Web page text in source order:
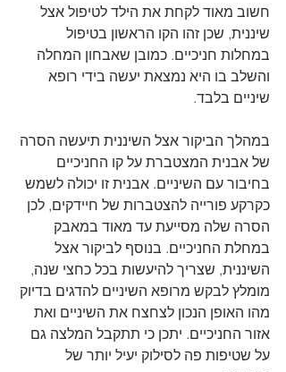
חשוב מאוד לקחת את הילד לטיפול אצל
שיננית, שכן זהו הקו הראשון בטיפול
במחלות חניכיים. כמובן שאבחון המחלה
והשלב בו היא נמצאת יעשה בידי רופא
שיניים בלבד.
במהלך הביקור אצל השיננית תיעשה הסרה
של אבנית המצטברת על קו החניכיים
בחיבור עם השיניים. אבנית זו יכולה לשמש
כקרקע פורייה להצטברות של חיידקים, לכן
הסרה שלה מסייעת עד מאוד במאבק
במחלת החניכיים. בנוסף לביקור אצל
השיננית, שצריך להיעשות בכל כחצי שנה,
מומלץ לבקש מרופא השיניים להדגים בדיוק
מהו האופן הנכון לצחצח את השיניים ואת
אזור החניכיים. יתכן כי תתקבל המלצה גם
על שטיפות פה לסילוק יעיל יותר של